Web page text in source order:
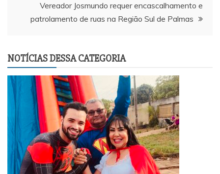
Vereador Josmundo requer encascalhamento e
patrolamento de ruas na Região Sul de Palmas
NOTÍCIAS DESSA CATEGORIA